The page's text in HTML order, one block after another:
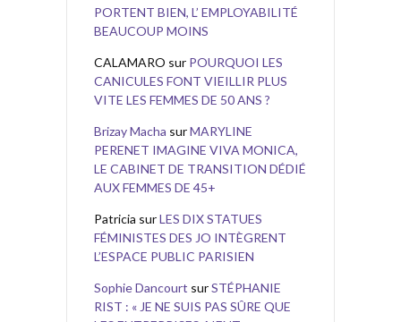
PORTENT BIEN, L’ EMPLOYABILITÉ
BEAUCOUP MOINS
CALAMARO sur POURQUOI LES
CANICULES FONT VIEILLIR PLUS
VITE LES FEMMES DE 50 ANS ?
Brizay Macha surMARYLINE
PERENET IMAGINE VIVA MONICA,
LE CABINET DE TRANSITION DÉDIÉ
AUX FEMMES DE 45+
Patricia surLES DIX STATUES
FÉMINISTES DES JO INTÈGRENT
L’ESPACE PUBLIC PARISIEN
Sophie Dancourt surSTÉPHANIE
RIST : « JE NE SUIS PAS SÛRE QUE